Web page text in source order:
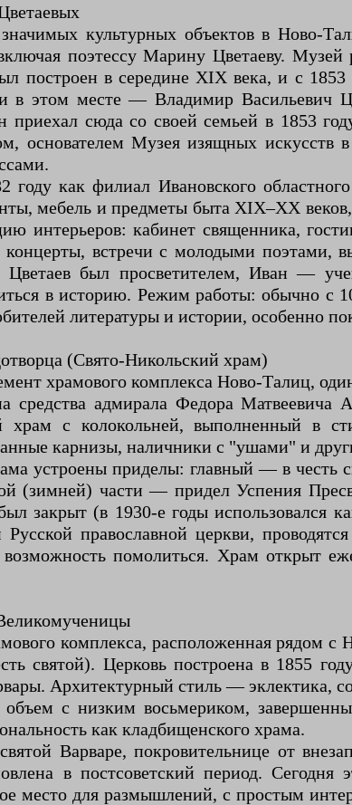
культурных объектов в Ново-
поэтессу Марину Цветаеву.
построен в середине XIX века, и с
в этом месте — Владимир Васильевич
приехал сюда со своей семьей в 1853
основателем Музея изящных
году как филиал Ивановского
мебель и предметы быта XIX–XX
интерьеров: кабинет священника,
концерты, встречи с молодыми поэтами,
Цветаев был просветителем, Иван —
в историю. Режим работы: обычно с
литературы и истории, особенно
(Свято-Никольский храм)
храмового комплекса Ново-Талиц,
средства адмирала Федора
храм с колокольней, выполненный в
карнизы, наличники с "ушами" и
устроены приделы: главный — в честь
(зимней) части — придел Успения
закрыт (в 1930-е годы использовался
православной церкви,
помолиться. Храм открыт
комплекса, расположенная рядом
святой). Церковь построена в 1855
Архитектурный стиль — эклектика,
объем с низким восьмериком,
как кладбищенского храма.
Варваре, покровительнице от
в постсоветский период.
место для размышлений, с простым